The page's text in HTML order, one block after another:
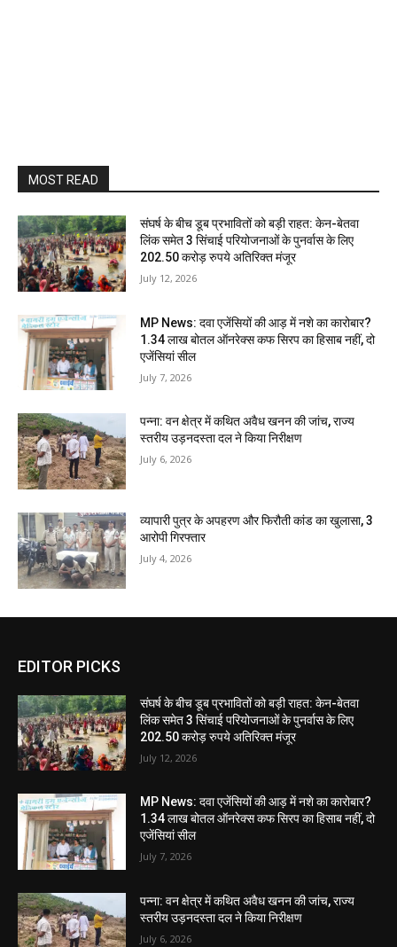
MOST READ
संघर्ष के बीच डूब प्रभावितों को बड़ी राहत: केन-बेतवा
लिंक समेत 3 सिंचाई परियोजनाओं के पुनर्वास के लिए
202.50 करोड़ रुपये अतिरिक्त मंजूर
July 12, 2026
MP News: दवा एजेंसियों की आड़ में नशे का कारोबार?
1.34 लाख बोतल ऑनरेक्स कफ सिरप का हिसाब नहीं, दो
एजेंसियां सील
July 7, 2026
पन्ना: वन क्षेत्र में कथित अवैध खनन की जांच, राज्य
स्तरीय उड़नदस्ता दल ने किया निरीक्षण
July 6, 2026
व्यापारी पुत्र के अपहरण और फिरौती कांड का खुलासा, 3
आरोपी गिरफ्तार
July 4, 2026
EDITOR PICKS
संघर्ष के बीच डूब प्रभावितों को बड़ी राहत: केन-बेतवा
लिंक समेत 3 सिंचाई परियोजनाओं के पुनर्वास के लिए
202.50 करोड़ रुपये अतिरिक्त मंजूर
July 12, 2026
MP News: दवा एजेंसियों की आड़ में नशे का कारोबार?
1.34 लाख बोतल ऑनरेक्स कफ सिरप का हिसाब नहीं, दो
एजेंसियां सील
July 7, 2026
पन्ना: वन क्षेत्र में कथित अवैध खनन की जांच, राज्य
स्तरीय उड़नदस्ता दल ने किया निरीक्षण
July 6, 2026